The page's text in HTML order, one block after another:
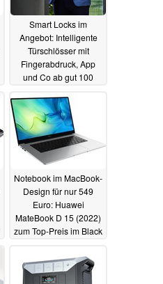
Smart Locks im
Angebot: Intelligente
Türschlösser mit
Fingerabdruck, App
und Co ab gut 100
Notebook im MacBook-
Design für nur 549
Euro: Huawei
MateBook D 15 (2022)
zum Top-Preis im Black